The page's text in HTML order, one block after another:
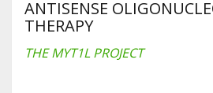
ANTISENSE
THERAPY
THE MYT1L PROJECT